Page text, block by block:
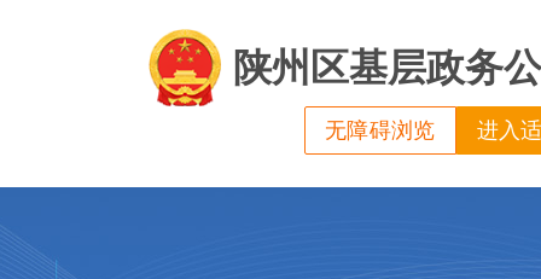
陕州区基层政务
无障碍浏览 进入